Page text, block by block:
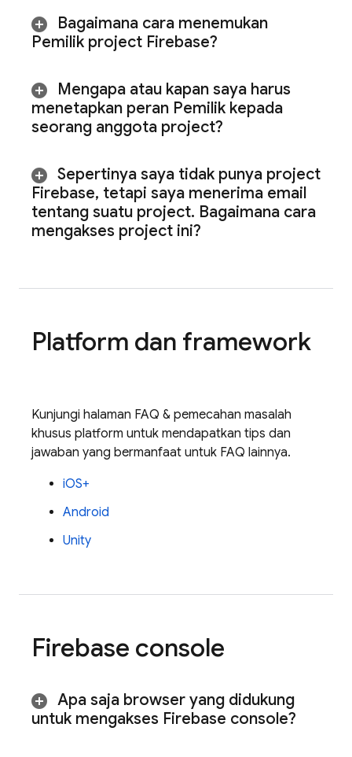
Bagaimana cara menemukan
Pemilik project Firebase?
Mengapa atau kapan saya harus
menetapkan peran Pemilik kepada
seorang anggota project?
Sepertinya saya tidak punya project
Firebase, tetapi saya menerima email
tentang suatu project. Bagaimana cara
mengakses project ini?
Platform dan framework
Kunjungi halaman FAQ & pemecahan masalah
khusus platform untuk mendapatkan tips dan
jawaban yang bermanfaat untuk FAQ lainnya.
iOS+
Android
Unity
Firebase console
Apa saja browser yang didukung
untuk mengakses Firebase console?